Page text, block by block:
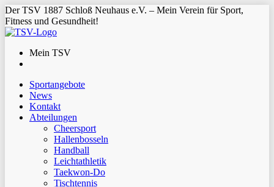
Der TSV 1887 Schloß Neuhaus e.V. – Mein Verein für Sport,
Fitness und Gesundheit!
Mein TSV
Sportangebote
News
Kontakt
Abteilungen
Cheersport
Hallenbosseln
Handball
Leichtathletik
Taekwon-Do
Tischtennis